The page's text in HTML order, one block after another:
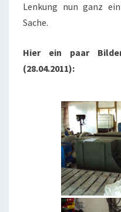
Lenkung nun ganz
Sache.
Hier ein paar
(28.04.2011):